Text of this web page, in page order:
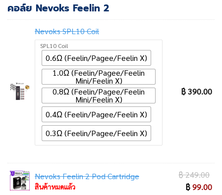
คอล์ย Nevoks Feelin 2
Nevoks SPL10 Coil
SPL10 Coil
0.6Ω (Feelin/Pagee/Feelin X)
1.0Ω (Feelin/Pagee/Feelin
Mini/Feelin X)
0.8Ω (Feelin/Pagee/Feelin
Mini/Feelin X)
0.4Ω (Feelin/Pagee/Feelin X)
0.3Ω (Feelin/Pagee/Feelin X)
฿390.00
Nevoks Feelin 2 Pod Cartridge
สินค้าหมดแล้ว
฿249.00
฿99.00